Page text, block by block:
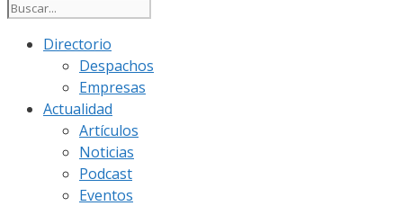
Directorio
Despachos
Empresas
Actualidad
Artículos
Noticias
Podcast
Eventos